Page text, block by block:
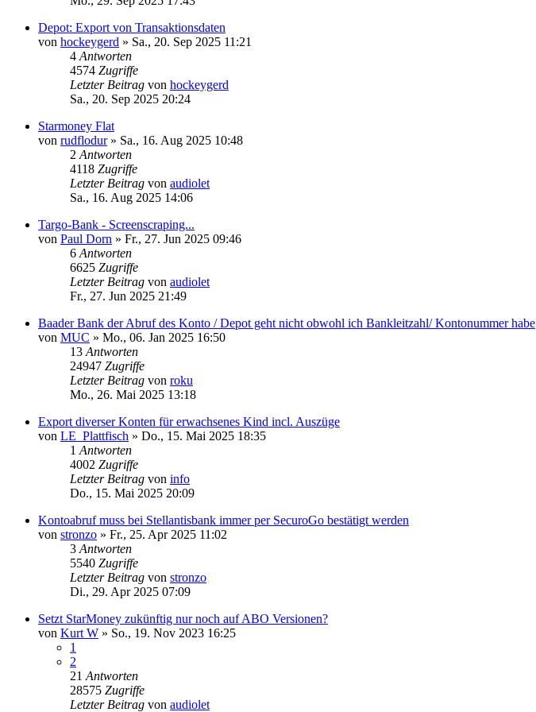
Depot: Export von Transaktionsdaten
von hockeygerd » Sa., 20. Sep 2025 11:21
4 Antworten
4574 Zugriffe
Letzter Beitrag von hockeygerd
Sa., 20. Sep 2025 20:24
Starmoney Flat
von rudflodur» Sa., 16. Aug 2025 10:48
2 Antworten
4118 Zugriffe
Letzter Beitrag von audiolet
Sa., 16. Aug 2025 14:06
Targo-Bank - Screenscraping...
von Paul Dorn » Fr., 27. Jun 2025 09:46
6 Antworten
6625 Zugriffe
Letzter Beitrag von audiolet
Fr., 27. Jun 2025 21:49
Baader Bank der Abruf des Konto / Depot geht nicht obwohl ich Bankleitzahl/ Kontonummer habe
von MUC » Mo., 06. Jan 2025 16:50
13 Antworten
24947 Zugriffe
Letzter Beitrag von roku
Mo., 26. Mai 2025 13:18
Export diverser Konten für erwachsenes Kind incl. Auszüge
von LE_Plattfisch » Do., 15. Mai 2025 18:35
1 Antworten
4002 Zugriffe
Letzter Beitrag von info
Do., 15. Mai 2025 20:09
Kontoabruf muss bei Stellantisbank immer per SecuroGo bestätigt werden
von stronzo » Fr., 25. Apr 2025 11:02
3 Antworten
5540 Zugriffe
Letzter Beitrag von stronzo
Di., 29. Apr 2025 07:09
Setzt StarMoney zukünftig nur noch auf ABO Versionen?
von Kurt W » So., 19. Nov 2023 16:25
1
2
21 Antworten
28575 Zugriffe
Letzter Beitrag von audiolet